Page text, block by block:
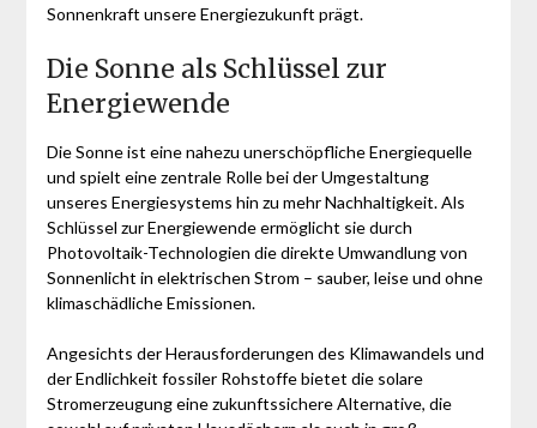
Sonnenkraft unsere Energiezukunft prägt.
Die Sonne als Schlüssel zur
Energiewende
Die Sonne ist eine nahezu unerschöpfliche Energiequelle
und spielt eine zentrale Rolle bei der Umgestaltung
unseres Energiesystems hin zu mehr Nachhaltigkeit. Als
Schlüssel zur Energiewende ermöglicht sie durch
Photovoltaik-Technologien die direkte Umwandlung von
Sonnenlicht in elektrischen Strom – sauber, leise und ohne
klimaschädliche Emissionen.
Angesichts der Herausforderungen des Klimawandels und
der Endlichkeit fossiler Rohstoffe bietet die solare
Stromerzeugung eine zukunftssichere Alternative, die